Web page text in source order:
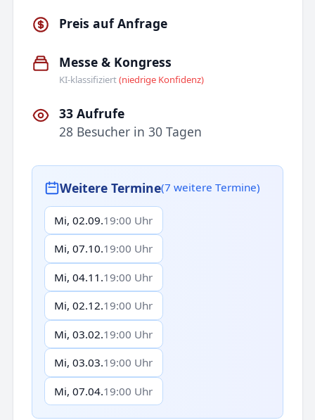
Preis auf Anfrage
Messe & Kongress
KI-klassifiziert(niedrige Konfidenz)
33 Aufrufe
28 Besucher in 30 Tagen
Weitere Termine(7 weitere Termine)
Mi, 02.09.19:00 Uhr
Mi, 07.10.19:00 Uhr
Mi, 04.11.19:00 Uhr
Mi, 02.12.19:00 Uhr
Mi, 03.02.19:00 Uhr
Mi, 03.03.19:00 Uhr
Mi, 07.04.19:00 Uhr